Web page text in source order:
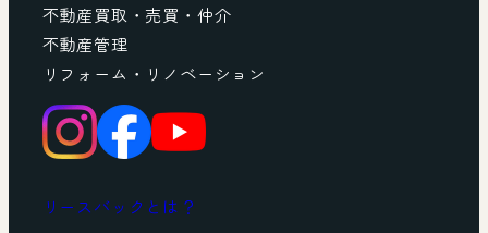
不動産買取・売買・仲介
不動産管理
リフォーム・リノベーション
リースバックとは？